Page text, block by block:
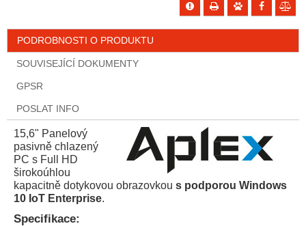
PODROBNOSTI O PRODUKTU
SOUVISEJÍCÍ DOKUMENTY
GPSR
POSLAT INFO
15,6" Panelový
pasivně chlazený
PC s Full HD
širokoúhlou
kapacitně dotykovou obrazovkou s podporou Windows
10 IoT Enterprise.
Specifikace: